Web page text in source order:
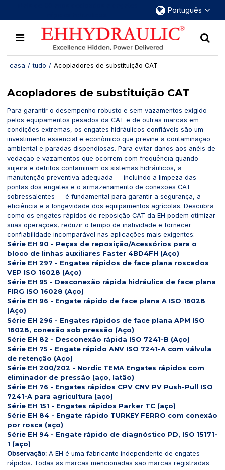
Português
casa / tudo / Acopladores de substituição CAT
Acopladores de substituição CAT
Para garantir o desempenho robusto e sem vazamentos exigido
pelos equipamentos pesados da CAT e de outras marcas em
condições extremas, os engates hidráulicos confiáveis são um
investimento essencial e econômico que previne a contaminação
ambiental e paradas dispendiosas. Para evitar danos aos anéis de
vedação e vazamentos que ocorrem com frequência quando
sujeira e detritos contaminam os sistemas hidráulicos, a
manutenção preventiva adequada — incluindo a limpeza das
pontas dos engates e o armazenamento de conexões CAT
sobressalentes — é fundamental para garantir a segurança, a
eficiência e a longevidade dos equipamentos agrícolas. Descubra
como os engates rápidos de reposição CAT da EH podem otimizar
suas operações, reduzir o tempo de inatividade e fornecer
confiabilidade incomparável nas aplicações mais exigentes:
Série EH 90 - Peças de reposição/Acessórios para o
bloco de linhas auxiliares Faster 4BD4FH (Aço)
Série EH 297 - Engates rápidos de face plana roscados
VEP ISO 16028 (Aço)
Série EH 95 - Desconexão rápida hidráulica de face plana
FIRG ISO 16028 (Aço)
Série EH 96 - Engate rápido de face plana A ISO 16028
(Aço)
Série EH 296 - Engates rápidos de face plana APM ISO
16028, conexão sob pressão (Aço)
Série EH 82 - Desconexão rápida ISO 7241-B (Aço)
Série EH 75 - Engate rápido ANV ISO 7241-A com válvula
de retenção (Aço)
Série EH 200/202 - Nordic TEMA Engates rápidos com
eliminador de pressão (aço, latão)
Série EH 76 - Engates rápidos CPV CNV PV Push-Pull ISO
7241-A para agricultura (aço)
Série EH 151 - Engates rápidos Parker TC (aço)
Série EH 84 - Engate rápido TURKEY FERRO com conexão
por rosca (aço)
Série EH 94 - Engate rápido de diagnóstico PD, ISO 15171-
1 (aço)
Observação: A EH é uma fabricante independente de engates
rápidos. Todas as marcas mencionadas são marcas registradas